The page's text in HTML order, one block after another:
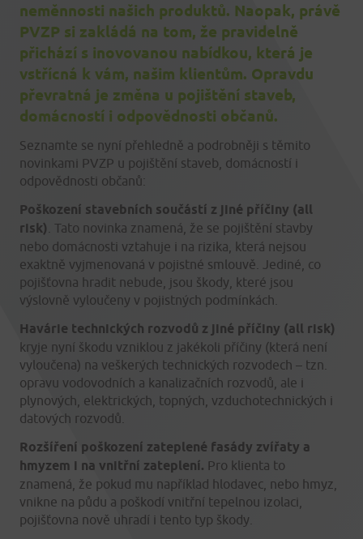
neměnnosti našich produktů. Naopak, právě
PVZP si zakládá na tom, že pravidelně
přichází s inovovanou nabídkou, která je
vstřícná k vám, našim klientům. Opravdu
převratná je změna u pojištění staveb,
domácností i odpovědnosti občanů.
Seznamte se nyní přehledně a podrobněji s těmito
novinkami PVZP u pojištění staveb, domácností i
odpovědnosti občanů:
Poškození stavebních součástí z jiné příčiny (all
risk)
. Tato novinka znamená, že se pojištění stavby
nebo domácnosti vztahuje i na rizika, která nejsou
exaktně vyjmenovaná v pojistné smlouvě. Jediné, co
pojišťovna hradit nebude, jsou škody, které jsou
výslovně vyloučeny v pojistných podmínkách.
Havárie technických rozvodů z jiné příčiny (all risk)
kryje nyní škodu vzniklou z jakékoli příčiny (která není
vyloučena) na veškerých technických rozvodech – tzn.
opravu vodovodních a kanalizačních rozvodů, ale i
plynových, elektrických, topných, vzduchotechnických i
datových rozvodů.
Rozšíření poškození zateplené fasády zvířaty a
hmyzem i na vnitřní zateplení. Pro klienta to
znamená, že pokud mu například hlodavec, nebo hmyz,
vnikne na půdu a poškodí vnitřní tepelnou izolaci,
pojišťovna nově uhradí i tento typ škody.